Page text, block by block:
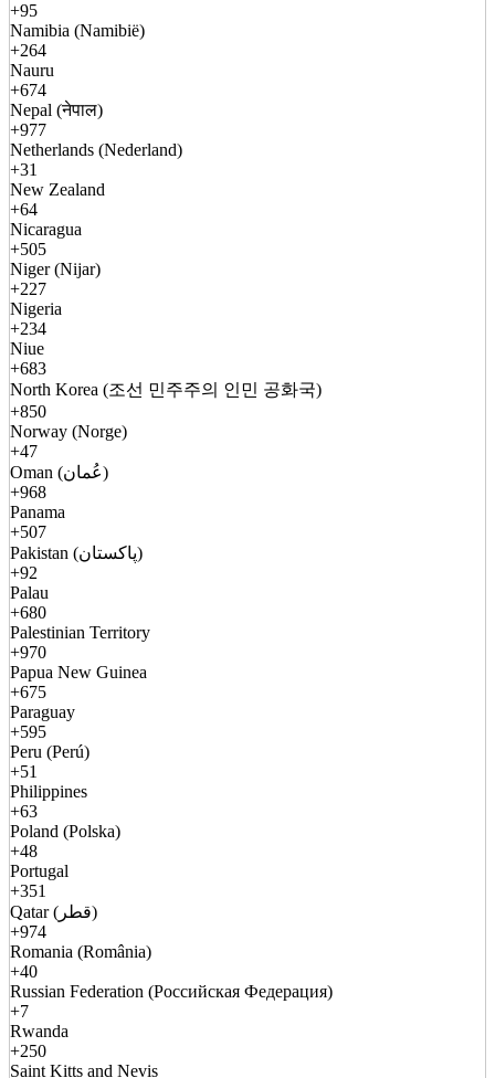
+95
Namibia (Namibië)
+264
Nauru
+674
Nepal (नेपाल)
+977
Netherlands (Nederland)
+31
New Zealand
+64
Nicaragua
+505
Niger (Nijar)
+227
Nigeria
+234
Niue
+683
North Korea (조선 민주주의 인민 공화국)
+850
Norway (Norge)
+47
Oman (عُمان)
+968
Panama
+507
Pakistan (پاکستان)
+92
Palau
+680
Palestinian Territory
+970
Papua New Guinea
+675
Paraguay
+595
Peru (Perú)
+51
Philippines
+63
Poland (Polska)
+48
Portugal
+351
Qatar (قطر)
+974
Romania (România)
+40
Russian Federation (Российская Федерация)
+7
Rwanda
+250
Saint Kitts and Nevis